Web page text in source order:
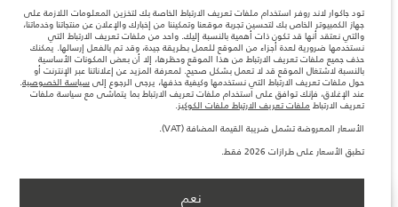
المعلومات والمواصفات والأسعار والألوان المذكورة على هذا الموقع قد تختلف من بلد إلى
آخر، كما أنّها قد تتغير بدون إشعار مسبق. الرجاء التواصل مع وكيلنا المحلي للتأكد من توفّرها
والتحقق من الأسعار.
الأرقام المقدمة هي نتيجة لاختبارات المصنع الرسمية وفقاً لتشريعات الاتحاد الأوروبي. قد
يتباين استهلك الوقود الفعلي للمركبة عن ذلك المتحقق في تلك الاختبارات كما أن هذه
الأرقام بغرض المقارنة فحسب.
ملاحظة مهمة حول الصور والمواصفات. إن النقص العالمي في أشباه الموصلات يؤثر حاليًا
في مواصفات تصميم السيارات وتوفر الخيارات وتوقيتات التصاميم. هذا ظرف ديناميكي
للغاية، ونتيجة لذلك، قد لا تمثّل الصور المستخدَمة ضمن موقع الويب حاليًا المواصفات الحالية
بالكامل بالنسبة إلى الميزات والخيارات والحلية ومجموعات الألوان. يرجى استشارة وكيلك الذي
سيتمكّن من تأكيد أي تقييدات حالية معك للسماح لك باتخاذ قرار مدروس
تود جاكوار لاند روفر استخدام ملفات تعريف الارتباط الخاصة بك لتخزين المعلومات اللازمة على
جهاز الكمبيوتر الخاص بك لتحسين تجربة موقعنا وتمكيننا من إخبارك والإعلان عن منتجاتنا وخدماتنا،
والتي نعتقد أنها قد تكون ذات أهمية بالنسبة إليك. واحد من ملفات تعريف الارتباط التي
نستخدمها ضرورية لعدة أجزاء من الموقع للعمل بطريقة جيدة، وقد تم بالفعل إرسالها. يمكنك
حذف جميع ملفات تعريف الارتباط من هذا الموقع وحظرها، إلا أن بعض المكونات الأساسية
بالنسبة لاشتغال الموقع قد لا تعمل بشكل صحيح. لمعرفة المزيد عن إعلاناتنا عبر الإنترنت أو
حول ملفات تعريف الارتباط التي نستخدمها وكيفية حذفها، يرجى الرجوع إلى سياسة الخصوصية.
عند الإغلاق، فإنك توافق على استخدام ملفات تعريف الارتباط بما يتماشى مع سياسة ملفات
تعريف الارتباط ملفات تعريف الارتباط ملفات الكوكيز.
الأسعار المعروضة تشمل ضريبة القيمة المضافة (VAT).
تطبق الأسعار على طرازات 2026 فقط.
نعم